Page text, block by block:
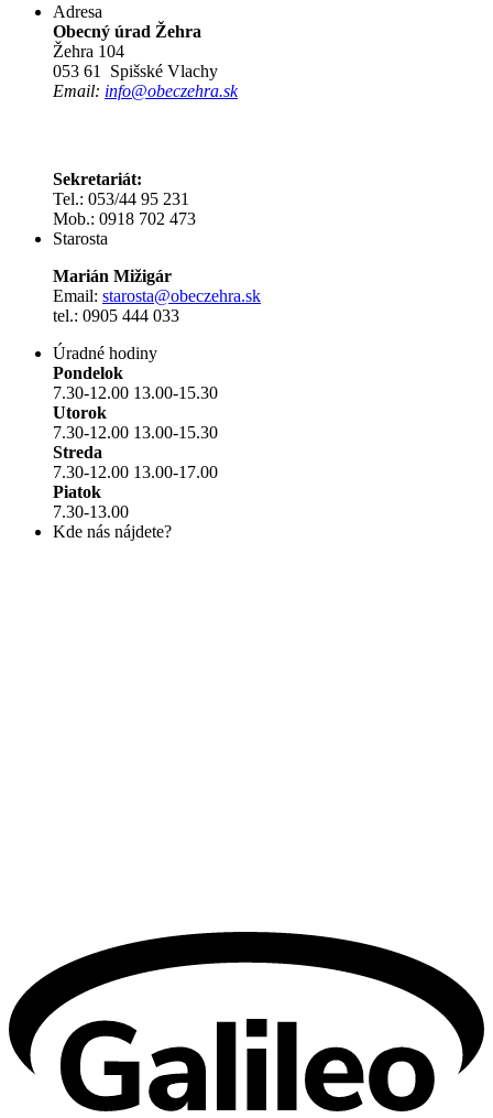
Adresa
Obecný úrad Žehra
Žehra 104
053 61 Spišské Vlachy
Email: info@obeczehra.sk
Sekretariát:
Tel.: 053/44 95 231
Mob.: 0918 702 473
Starosta
Marián Mižigár
Email: starosta@obeczehra.sk
tel.: 0905 444 033
Úradné hodiny
Pondelok
7.30-12.00 13.00-15.30
Utorok
7.30-12.00 13.00-15.30
Streda
7.30-12.00 13.00-17.00
Piatok
7.30-13.00
Kde nás nájdete?